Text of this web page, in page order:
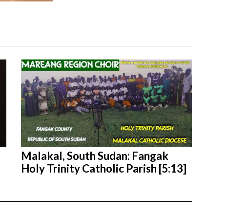
Malakal, South Sudan: Fangak
Holy Trinity Catholic Parish [5:13]